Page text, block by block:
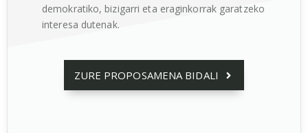
demokratiko, bizigarri eta eraginkorrak garatzeko
interesa dutenak.
ZURE PROPOSAMENA BIDALI